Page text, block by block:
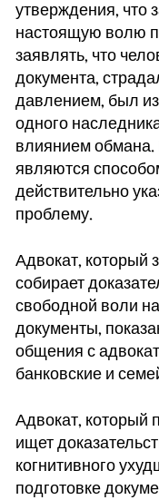
утверждения, что
настоящую волю
заявлять, что
документа,
давлением, был
одного
влиянием обмана.
являются
действительно
проблему.
Адвокат, который
собирает
свободной воли
документы,
общения с
банковские и
Адвокат, который
ищет
когнитивного
подготовке